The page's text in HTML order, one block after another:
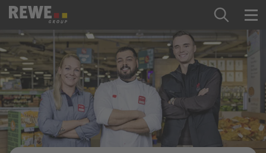
Zum Inhalt springen
Startseite
REWE Group als Arbeitgeber
Ausbildung & Studium
Praktikum & Werkstudium